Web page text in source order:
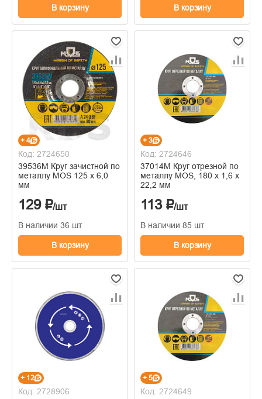
В корзину В корзину
+ 4
Код: 2724650
39536М Круг зачистной по
металлу MOS 125 х 6,0
мм
129 ₽/шт
В наличии 36 шт
В корзину
+ 3
Код: 2724646
37014М Круг отрезной по
металлу MOS, 180 х 1,6 х
22,2 мм
113 ₽/шт
В наличии 85 шт
В корзину
+ 12
Код: 2728906
+ 5
Код: 2724649